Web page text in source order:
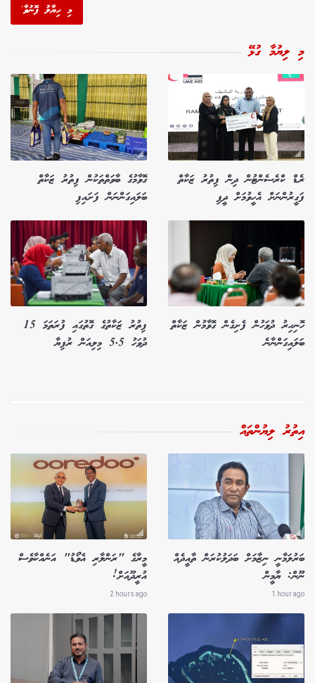
މި ހިޔާލު ފޮނުވާ'
މި ލިޔުމާ ގުޅޭ
ރެޑް ކްރެސެންޓުން ދިން ފިތުރު ޒަކާތް
ފަގީރުންނަށް އެހީވުމަށް ދީފި
ގޮވާމުގެ ބާވަތްތަކުން ފިތުރު ޒަކާތް
ބަލައިގަންނަން ފަށައިފި
ހޮނިހިރު ދުވަހުން ފެށިގެން ގޮވާމުން ޒަކާތް
ބަލައިގަންނާނެ
ފިތުރު ޒަކާތުގެ ގޮތުގައި ފުރަތަމަ 15
ދުވަހު 5.5 މިލިއަން ރުފިޔާ
އިތުރު ލިޔުންތައް
ބަރުލަމާނީ ނިޒާމަށް ބަދަލުކުރަން ތާއީދެއް
ނޫން: ޔާމީން
1 hour ago
މީރާގެ "ރަންލާރި އެވޯޑު" އަނެއްކާވެސް
އުރީދޫއަށް!
2 hours ago